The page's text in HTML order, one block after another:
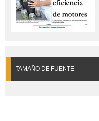
TAMAÑO DE FUENTE